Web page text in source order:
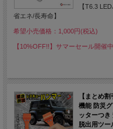
【T6.3
省エネ/長寿命】
希望小売価格：1,000円(税込)
【10%OFF!!】サマーセール開催
【まとめ
機能 防災
ッターつ
脱出用ツ